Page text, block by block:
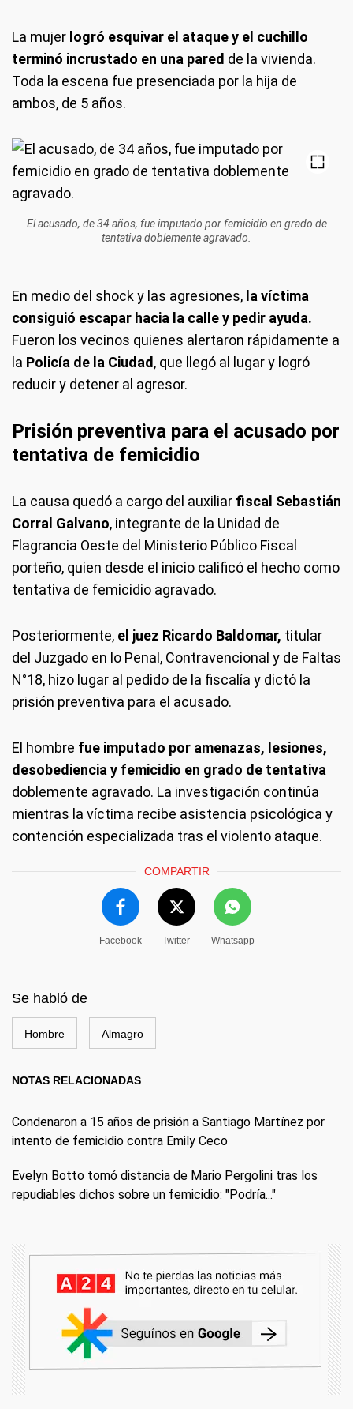
La mujer logró esquivar el ataque y el cuchillo
terminó incrustado en una pared de la vivienda.
Toda la escena fue presenciada por la hija de
ambos, de 5 años.
El acusado, de 34 años, fue imputado por femicidio en grado de
tentativa doblemente agravado.
En medio del shock y las agresiones, la víctima
consiguió escapar hacia la calle y pedir ayuda.
Fueron los vecinos quienes alertaron rápidamente a
la Policía de la Ciudad , que llegó al lugar y logró
reducir y detener al agresor.
Prisión preventiva para el acusado por
tentativa de femicidio
La causa quedó a cargo del auxiliar fiscal Sebastián
Corral Galvano, integrante de la Unidad de
Flagrancia Oeste del Ministerio Público Fiscal
porteño, quien desde el inicio calificó el hecho como
tentativa de femicidio agravado.
Posteriormente, el juez Ricardo Baldomar, titular
del Juzgado en lo Penal, Contravencional y de Faltas
N°18, hizo lugar al pedido de la fiscalía y dictó la
prisión preventiva para el acusado.
El hombre fue imputado por amenazas, lesiones,
desobediencia y femicidio en grado de tentativa
doblemente agravado. La investigación continúa
mientras la víctima recibe asistencia psicológica y
contención especializada tras el violento ataque.
COMPARTIR
Facebook Twitter Whatsapp
Se habló de
Hombre Almagro
NOTAS RELACIONADAS
Condenaron a 15 años de prisión a Santiago Martínez por
intento de femicidio contra Emily Ceco
Evelyn Botto tomó distancia de Mario Pergolini tras los
repudiables dichos sobre un femicidio: "Podría..."